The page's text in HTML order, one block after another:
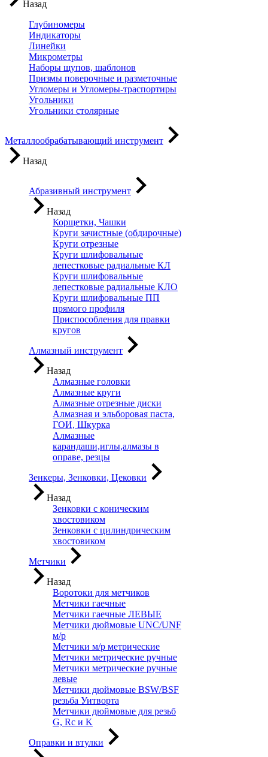
Назад
Глубиномеры
Индикаторы
Линейки
Микрометры
Наборы щупов, шаблонов
Призмы поверочные и разметочные
Угломеры и Угломеры-траспортиры
Угольники
Угольники столярные
Металлообрабатывающий инструмент
Назад
Абразивный инструмент
Назад
Корщетки, Чашки
Круги зачистные (обдирочные)
Круги отрезные
Круги шлифовальные
лепестковые радиальные КЛ
Круги шлифовальные
лепестковые радиальные КЛО
Круги шлифовальные ПП
прямого профиля
Приспособления для правки
кругов
Алмазный инструмент
Назад
Алмазные головки
Алмазные круги
Алмазные отрезные диски
Алмазная и эльборовая паста,
ГОИ, Шкурка
Алмазные
карандаши,иглы,алмазы в
оправе, резцы
Зенкеры, Зенковки, Цековки
Назад
Зенковки с коническим
хвостовиком
Зенковки с цилиндрическим
хвостовиком
Метчики
Назад
Воротоки для метчиков
Метчики гаечные
Метчики гаечные ЛЕВЫЕ
Метчики дюймовые UNC/UNF
м/р
Метчики м/р метрические
Метчики метрические ручные
Метчики метрические ручные
левые
Метчики дюймовые BSW/BSF
резьба Уитворта
Метчики дюймовые для резьб
G, Rc и K
Оправки и втулки